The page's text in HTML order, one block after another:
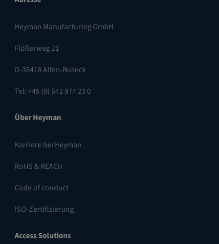
Heyman Manufacturing GmbH
Flößerweg 21
D-35418 Alten-Buseck
Tel: +49 (0) 641 974 23 0
Über Heyman
Karriere bei Heyman
RoHS & REACH
Code of conduct
ISO-Zertifizierung
Access Solutions